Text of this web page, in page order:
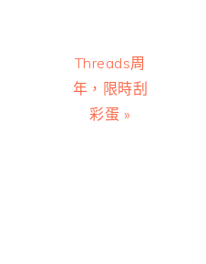
Next
Post:
Threads周
年，限時刮
彩蛋 »